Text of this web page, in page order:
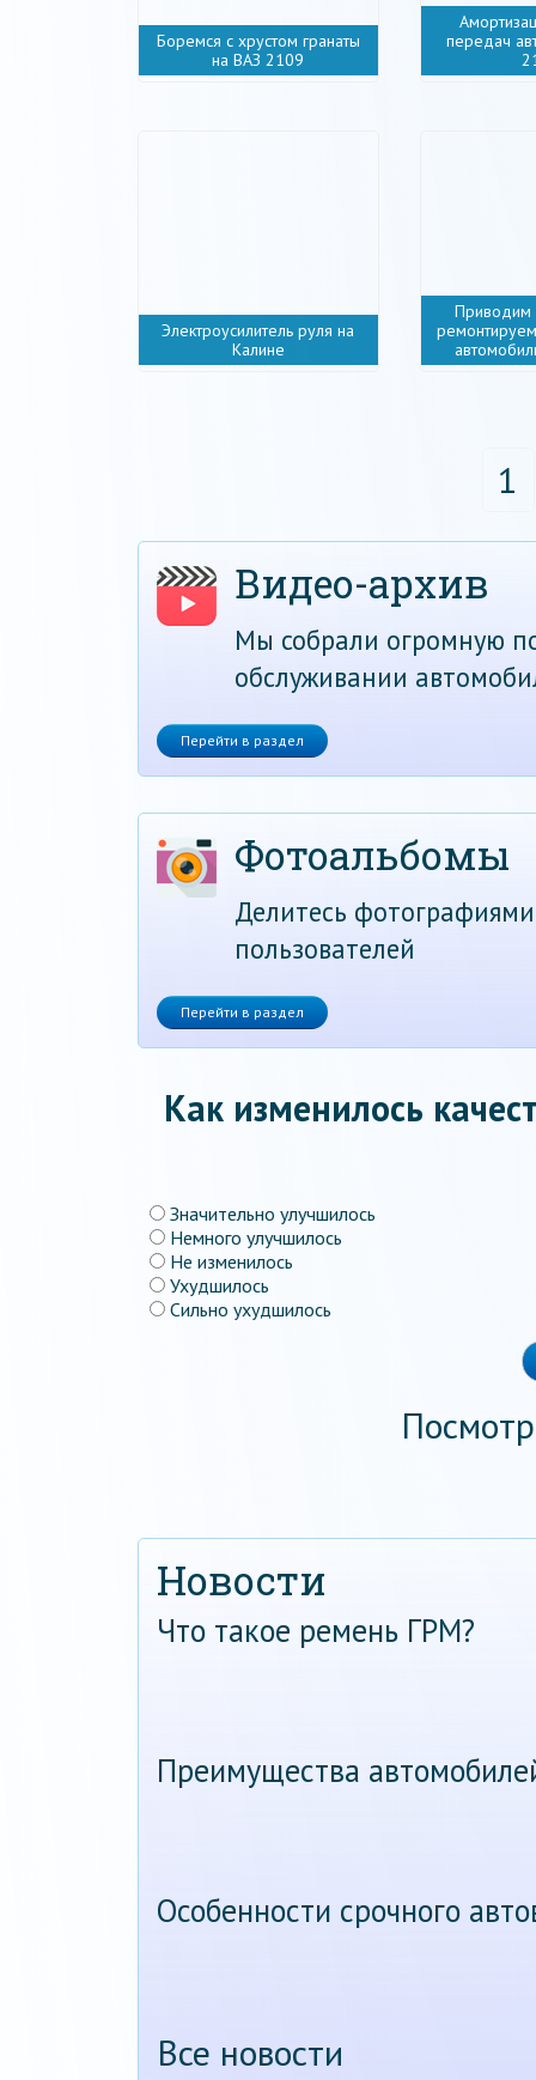
Боремся с хрустом гранаты
на ВАЗ 2109
передач
Электроусилитель руля на
Калине
Приводим
1
Видео-архив
Мы собрали огромную
обслуживании
Перейти в раздел
Фотоальбомы
Делитесь
пользователей
Перейти в раздел
Как изменилось
Значительно улучшилось
Немного улучшилось
Не изменилось
Ухудшилось
Сильно ухудшилось
Новости
Что такое ремень ГРМ?
Преимущества
Особенности срочного
Все новости